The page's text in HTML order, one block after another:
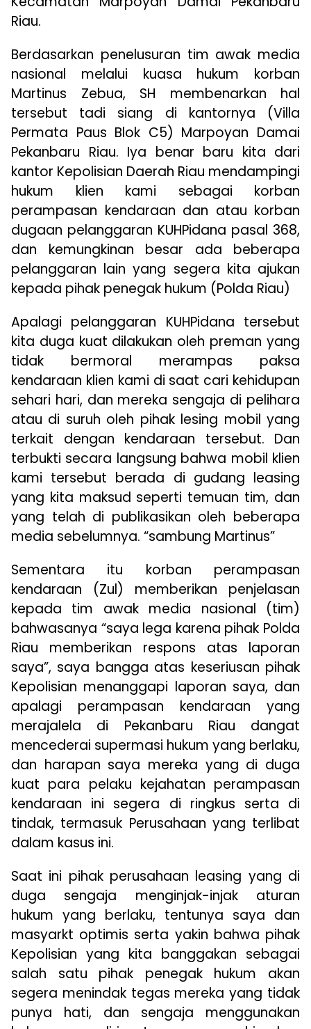
Riau.
Berdasarkan penelusuran tim awak media
nasional melalui kuasa hukum korban
Martinus Zebua, SH membenarkan hal
tersebut tadi siang di kantornya (Villa
Permata Paus Blok C5) Marpoyan Damai
Pekanbaru Riau. Iya benar baru kita dari
kantor Kepolisian Daerah Riau mendampingi
hukum klien kami sebagai korban
perampasan kendaraan dan atau korban
dugaan pelanggaran KUHPidana pasal 368,
dan kemungkinan besar ada beberapa
pelanggaran lain yang segera kita ajukan
kepada pihak penegak hukum (Polda Riau)
Apalagi pelanggaran KUHPidana tersebut
kita duga kuat dilakukan oleh preman yang
tidak bermoral merampas paksa
kendaraan klien kami di saat cari kehidupan
sehari hari, dan mereka sengaja di pelihara
atau di suruh oleh pihak lesing mobil yang
terkait dengan kendaraan tersebut. Dan
terbukti secara langsung bahwa mobil klien
kami tersebut berada di gudang leasing
yang kita maksud seperti temuan tim, dan
yang telah di publikasikan oleh beberapa
media sebelumnya. “sambung Martinus”
Sementara itu korban perampasan
kendaraan (Zul) memberikan penjelasan
kepada tim awak media nasional (tim)
bahwasanya “saya lega karena pihak Polda
Riau memberikan respons atas laporan
saya”, saya bangga atas keseriusan pihak
Kepolisian menanggapi laporan saya, dan
apalagi perampasan kendaraan yang
merajalela di Pekanbaru Riau dangat
mencederai supermasi hukum yang berlaku,
dan harapan saya mereka yang di duga
kuat para pelaku kejahatan perampasan
kendaraan ini segera di ringkus serta di
tindak, termasuk Perusahaan yang terlibat
dalam kasus ini.
Saat ini pihak perusahaan leasing yang di
duga sengaja menginjak-injak aturan
hukum yang berlaku, tentunya saya dan
masyarkt optimis serta yakin bahwa pihak
Kepolisian yang kita banggakan sebagai
salah satu pihak penegak hukum akan
segera menindak tegas mereka yang tidak
punya hati, dan sengaja menggunakan